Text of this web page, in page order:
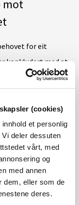
(cookies)
et personlig
deler dessuten
vårt, med
og
med annen
dem, eller som de
deres.
mot
for eit
konkludert med at
er svært
slik at den får
ville ha.
følgje opp med
Mange av krava
kan følgjast opp